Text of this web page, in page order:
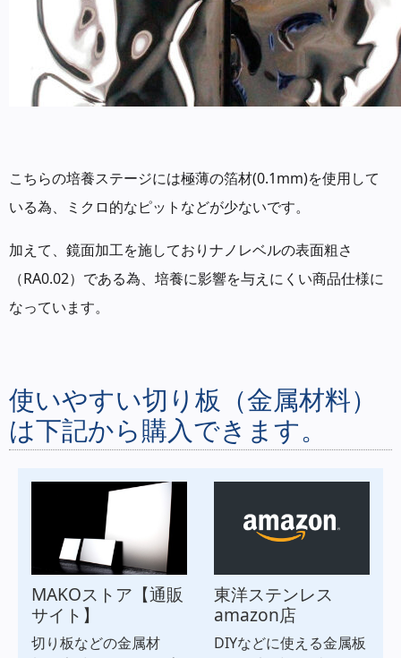
こちらの培養ステージには極薄の箔材(0.1mm)を使用して
いる為、ミクロ的なピットなどが少ないです。
加えて、鏡面加工を施しておりナノレベルの表面粗さ
（RA0.02）である為、培養に影響を与えにくい商品仕様に
なっています。
使いやすい切り板（金属材料）
は下記から購入できます。
MAKOストア【通販
サイト】
切り板などの金属材
東洋ステンレス
amazon店
DIYなどに使える金属板